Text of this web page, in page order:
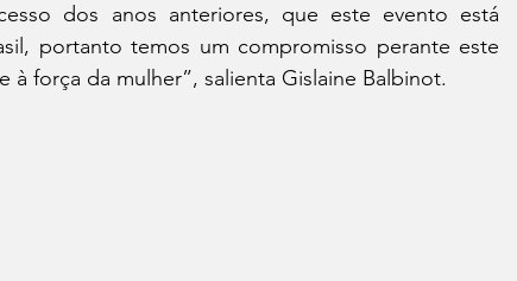
dos anos anteriores, que este evento está
portanto temos um compromisso perante este
força da mulher”, salienta Gislaine Balbinot.